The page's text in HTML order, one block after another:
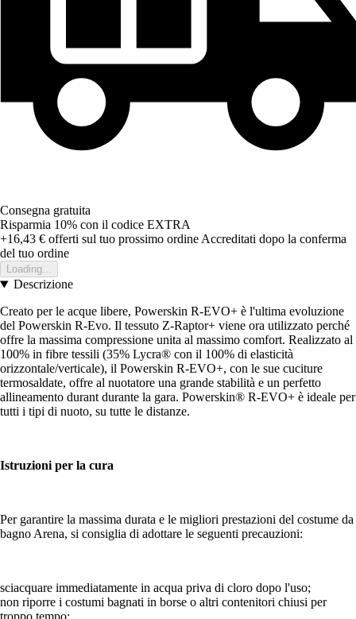
Consegna gratuita
Risparmia 10% con il codice EXTRA
+16,43 € offerti sul tuo prossimo ordine Accreditati dopo la conferma
del tuo ordine
Loading...
Descrizione
Creato per le acque libere, Powerskin R-EVO+ è l'ultima evoluzione
del Powerskin R-Evo. Il tessuto Z-Raptor+ viene ora utilizzato perché
offre la massima compressione unita al massimo comfort. Realizzato al
100% in fibre tessili (35% Lycra® con il 100% di elasticità
orizzontale/verticale), il Powerskin R-EVO+, con le sue cuciture
termosaldate, offre al nuotatore una grande stabilità e un perfetto
allineamento durant durante la gara. Powerskin® R-EVO+ è ideale per
tutti i tipi di nuoto, su tutte le distanze.
Istruzioni per la cura
Per garantire la massima durata e le migliori prestazioni del costume da
bagno Arena, si consiglia di adottare le seguenti precauzioni:
sciacquare immediatamente in acqua priva di cloro dopo l'uso;
non riporre i costumi bagnati in borse o altri contenitori chiusi per